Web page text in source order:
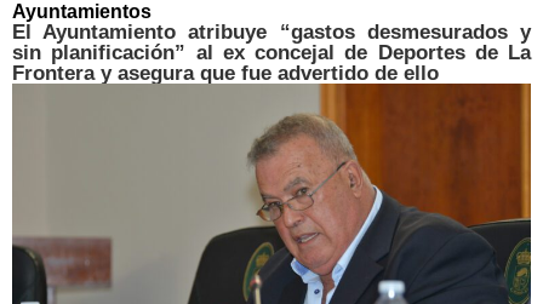
Ayuntamientos
El Ayuntamiento atribuye “gastos desmesurados y
sin planificación” al ex concejal de Deportes de La
Frontera y asegura que fue advertido de ello